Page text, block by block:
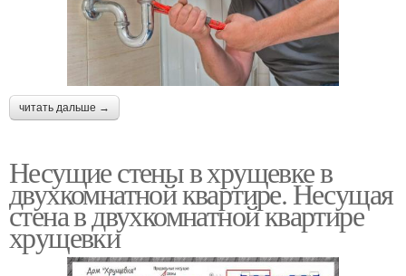
читать дальше →
Несущие стены в хрущевке в
двухкомнатной квартире. Несущая
стена в двухкомнатной квартире
хрущевки